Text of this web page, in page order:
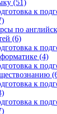
(51)
к
по
(6)
к
(4)
к
к
к